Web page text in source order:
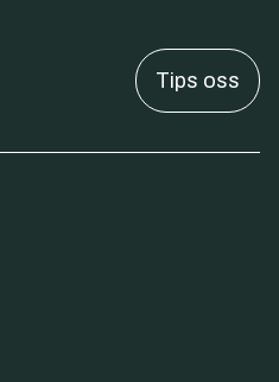
Tips oss